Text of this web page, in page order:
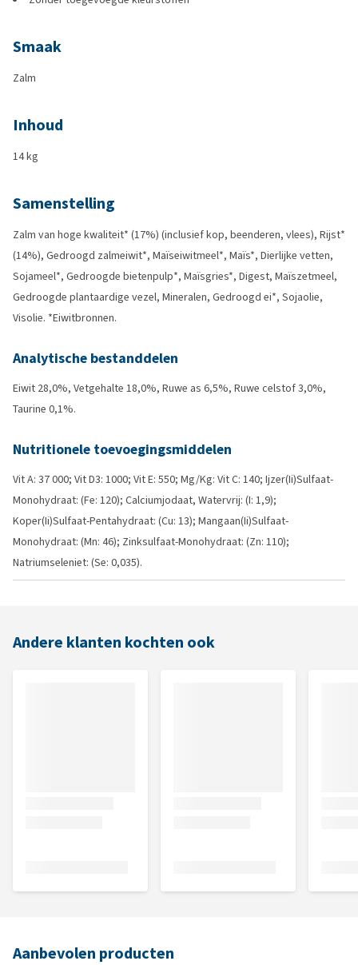
Smaak
Zalm
Inhoud
14 kg
Samenstelling
Zalm van hoge kwaliteit* (17%) (inclusief kop, beenderen, vlees), Rijst*
(14%), Gedroogd zalmeiwit*, Maïseiwitmeel*, Maïs*, Dierlijke vetten,
Sojameel*, Gedroogde bietenpulp*, Maïsgries*, Digest, Maïszetmeel,
Gedroogde plantaardige vezel, Mineralen, Gedroogd ei*, Sojaolie,
Visolie. *Eiwitbronnen.
Analytische bestanddelen
Eiwit 28,0%, Vetgehalte 18,0%, Ruwe as 6,5%, Ruwe celstof 3,0%,
Taurine 0,1%.
Nutritionele toevoegingsmiddelen
Vit A: 37 000; Vit D3: 1000; Vit E: 550; Mg/Kg: Vit C: 140; Ijzer(Ii)Sulfaat-
Monohydraat: (Fe: 120); Calciumjodaat, Watervrij: (I: 1,9);
Koper(Ii)Sulfaat-Pentahydraat: (Cu: 13); Mangaan(Ii)Sulfaat-
Monohydraat: (Mn: 46); Zinksulfaat-Monohydraat: (Zn: 110);
Natriumseleniet: (Se: 0,035).
Andere klanten kochten ook
Aanbevolen producten